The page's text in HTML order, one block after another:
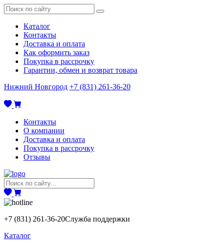
Каталог
Контакты
Доставка и оплата
Как оформить заказ
Покупка в рассрочку
Гарантии, обмен и возврат товара
Нижний Новгород +7 (831) 261-36-20
Контакты
О компании
Доставка и оплата
Покупка в рассрочку
Отзывы
+7 (831) 261-36-20Служба поддержки
Каталог